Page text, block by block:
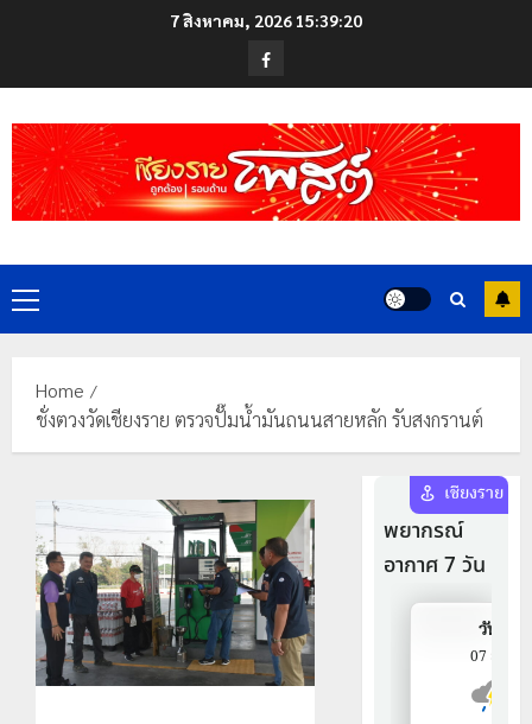
7 สิงหาคม, 2026 15:39:20
Facebook
Primary
Menu
Home
ชั่งตวงวัดเชียงราย ตรวจปั๊มน้ำมันถนนสายหลัก รับสงกรานต์